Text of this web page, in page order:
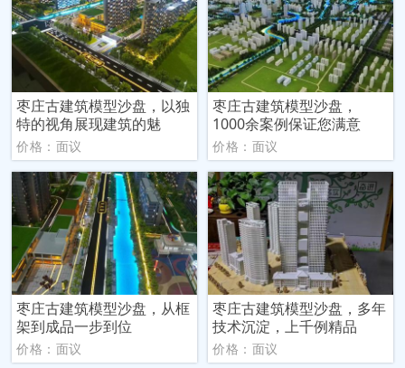
枣庄古建筑模型沙盘，以独
特的视角展现建筑的魅
价格：面议
枣庄古建筑模型沙盘，
1000余案例保证您满意
价格：面议
枣庄古建筑模型沙盘，从框
架到成品一步到位
价格：面议
枣庄古建筑模型沙盘，多年
技术沉淀，上千例精品
价格：面议